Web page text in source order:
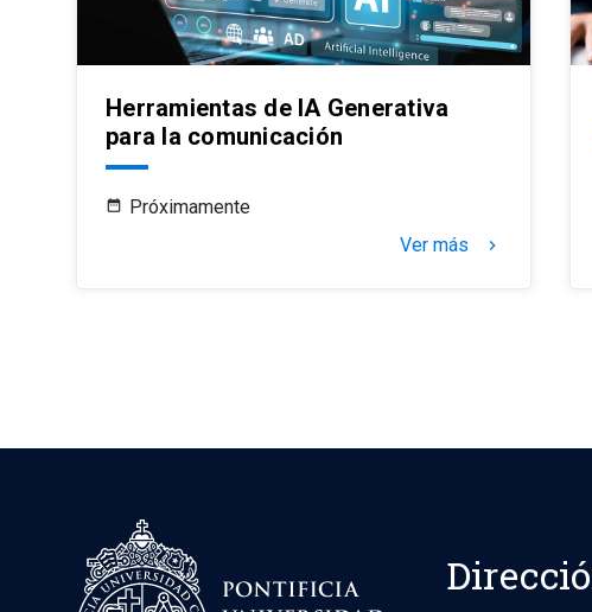
Herramientas de IA Generativa
para la comunicación
Próximamente
Ver más
keyboard_arrow_right